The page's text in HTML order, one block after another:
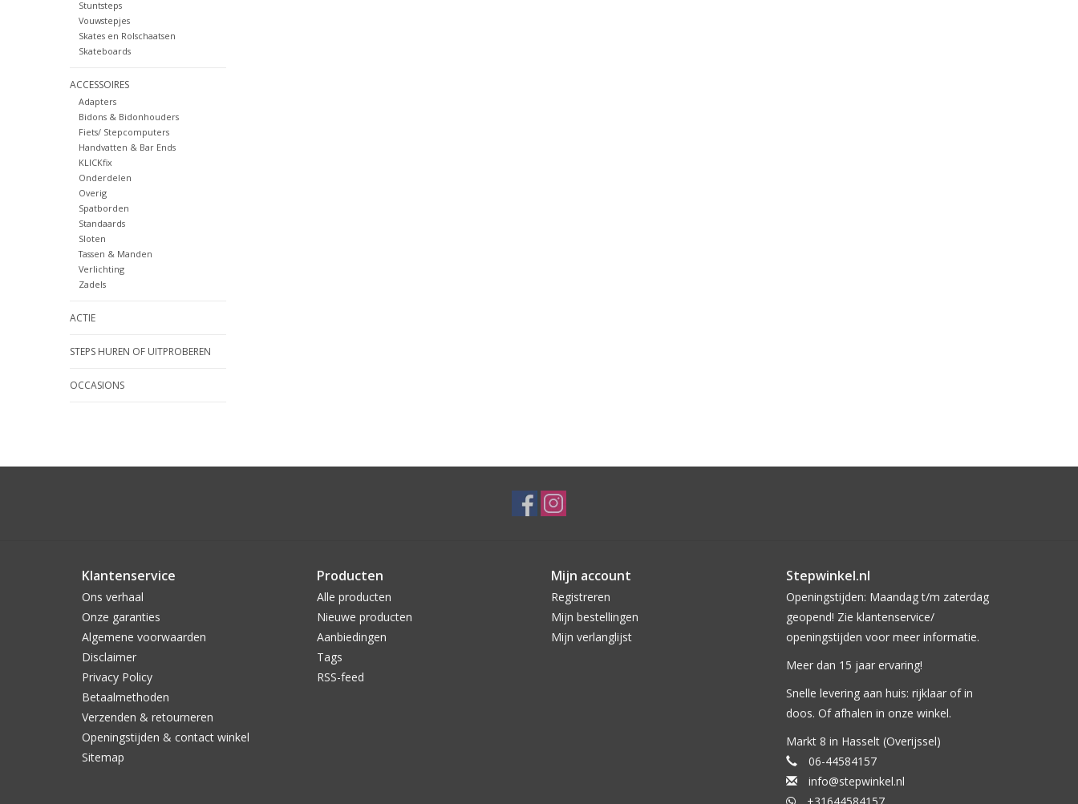
Stuntsteps
Vouwstepjes
Skates en Rolschaatsen
Skateboards
ACCESSOIRES
Adapters
Bidons & Bidonhouders
Fiets/ Stepcomputers
Handvatten & Bar Ends
KLICKfix
Onderdelen
Overig
Spatborden
Standaards
Sloten
Tassen & Manden
Verlichting
Zadels
ACTIE
STEPS HUREN OF UITPROBEREN
OCCASIONS
Klantenservice
Ons verhaal
Onze garanties
Algemene voorwaarden
Disclaimer
Privacy Policy
Betaalmethoden
Verzenden & retourneren
Openingstijden & contact winkel
Sitemap
Producten
Alle producten
Nieuwe producten
Aanbiedingen
Tags
RSS-feed
Mijn account
Registreren
Mijn bestellingen
Mijn verlanglijst
Stepwinkel.nl
Openingstijden: Maandag t/m zaterdag
geopend! Zie klantenservice/
openingstijden voor meer informatie.
Meer dan 15 jaar ervaring!
Snelle levering aan huis: rijklaar of in
doos. Of afhalen in onze winkel.
Markt 8 in Hasselt (Overijssel)
06-44584157
info@stepwinkel.nl